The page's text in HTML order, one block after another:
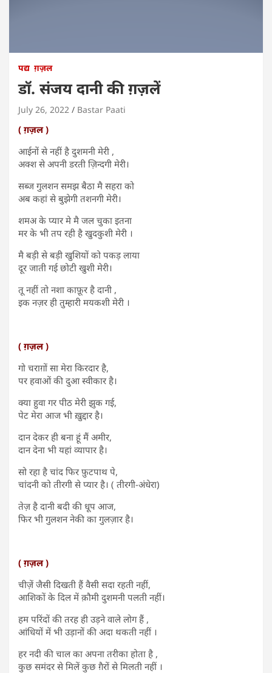
पद्य ग़ज़ल
डॉ. संजय दानी की ग़ज़लें
July 26, 2022 Bastar Paati
( ग़ज़ल )
आईनों से नहीं है दुशमनी मेरी ,
अक्श से अपनी डरती ज़िन्दगी मेरी।
सब्ज गुलशन समझ बैठा मै सहरा को
अब कहां से बुझेगी तशनगी मेरी।
शमअ के प्यार मे मै जल चुका इतना
मर के भी तप रही है खुदकुशी मेरी ।
मै बड़ी से बड़ी खुशियों को पकड़ लाया
दूर जाती गई छोटी खुशी मेरी।
तू नहीं तो नशा काफ़ूर है दानी ,
इक नज़र ही तुम्हारी मयकशी मेरी ।
( ग़ज़ल )
गो चराग़ों सा मेरा किरदार है,
पर हवाओं की दुआ स्वीकार है।
क्या हुवा गर पीठ मेरी झुक गई,
पेट मेरा आज भी ख़ुद्दार है।
दान देकर ही बना हूं मैं अमीर,
दान देना भी यहां व्यापार है।
सो रहा है चांद फिर फ़ुटपाथ पे,
चांदनी को तीरगी से प्यार है। ( तीरगी-अंधेरा)
तेज़ है दानी बदी की धूप आज,
फिर भी गुलशन नेकी का गुलज़ार है।
( ग़ज़ल )
चीज़ें जैसी दिखती हैं वैसी सदा रहती नहीं,
आशिकों के दिल में क़ौमी दुशमनी पलती नहीं।
हम परिंदों की तरह ही उड़ने वाले लोग हैं ,
आंधियों में भी उड़ानों की अदा थकती नहीं ।
हर नदी की चाल का अपना तरीका होता है ,
कुछ समंदर से मिलें कुछ ग़ैरों से मिलती नहीं ।